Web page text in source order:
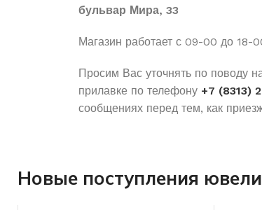
бульвар Мира, 33
Магазин работает с 09-00 до 18-
Просим Вас уточнять по поводу
прилавке по телефону +7 (8313)
сообщениях перед тем, как
Новые поступления